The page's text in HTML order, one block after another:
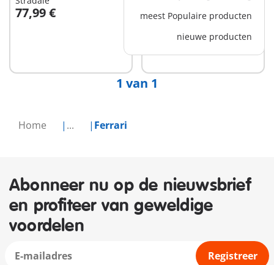
Home ... Ferrari
meest Populaire producten
nieuwe producten
77,99 €
In winkelwagen 19,99 €
beschikbaar
1 van 1
Abonneer nu op de nieuwsbrief
en profiteer van geweldige
voordelen
Registreer